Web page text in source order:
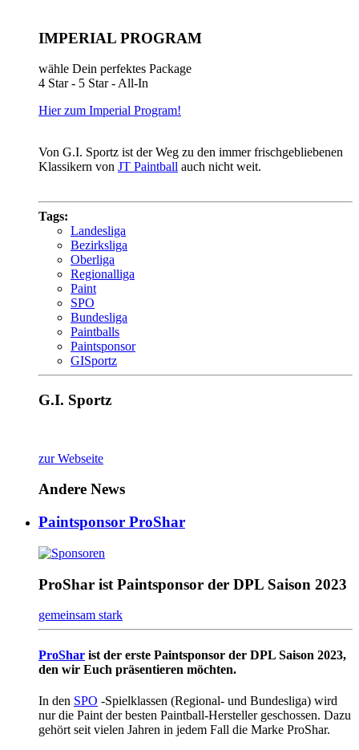
IMPERIAL PROGRAM
wähle Dein perfektes Package
4 Star - 5 Star - All-In
Hier zum Imperial Program!
Von G.I. Sportz ist der Weg zu den immer frischgebliebenen
Klassikern von JT Paintball auch nicht weit.
Tags:
Landesliga
Bezirksliga
Oberliga
Regionalliga
Paint
SPO
Bundesliga
Paintballs
Paintsponsor
GISportz
G.I. Sportz
zur Webseite
Andere News
Paintsponsor ProShar
ProShar ist Paintsponsor der DPL Saison 2023
gemeinsam stark
ProShar ist der erste Paintsponsor der DPL Saison 2023,
den wir Euch präsentieren möchten.
In den SPO -Spielklassen (Regional- und Bundesliga) wird
nur die Paint der besten Paintball-Hersteller geschossen. Dazu
gehört seit vielen Jahren in jedem Fall die Marke ProShar.